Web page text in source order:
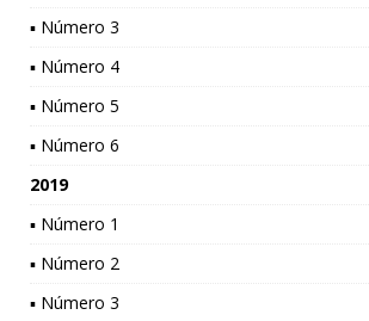
▪ Número 3
▪ Número 4
▪ Número 5
▪ Número 6
2019
▪ Número 1
▪ Número 2
▪ Número 3